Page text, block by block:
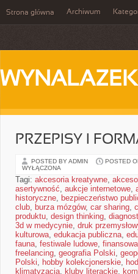
Strona główna Archiwum
WYNALAZEK
PRZEPISY I
POSTED BY ADMIN POSTED
WYŁĄCZONA
Tagi: akcesoria kreatywne,
asertywność, aukcje internetowe,
historyczne, bezpieczeństwo
club, burza mózgów, car sharing,
produktu, design thinking,
3d w medycynie, druk
kulturowa, edukacja publiczna,
fauna, festiwale ludowe,
freelancing, geografia Polski,
Polski, hobby kolekcjonerskie,
klimatyzacja, kluby literackie,